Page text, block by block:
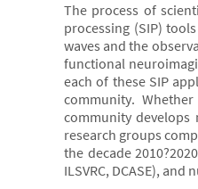
The process of
processing (SIP)
waves and the
functional
each of these SIP
community.
community develops
research groups
the decade
ILSVRC, DCASE),